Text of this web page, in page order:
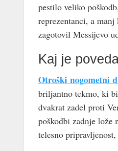
pestilo veliko
reprezentanci, a
zagotovil Messijevo
Kaj je
Otroški nogometni
briljantno tekmo, ki
dvakrat zadel proti
poškodbi zadnje lože
telesno